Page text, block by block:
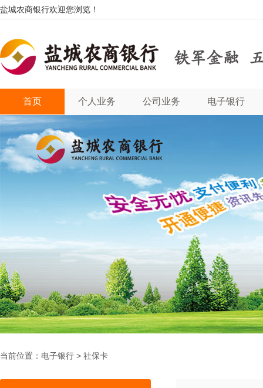
盐城农商银行欢迎您浏览！
首页 个人业务 公司业务 电子银行
当前位置： 电子银行 > 社保卡